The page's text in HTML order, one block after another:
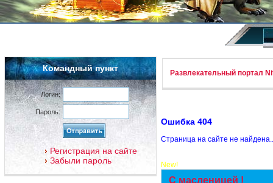
Командный пункт
Логин:
Пароль:
Регистрация на сайте
Забыли пароль
Развлекательный портал
Ошибка 404
Страница на сайте не
New!
С масленицей !